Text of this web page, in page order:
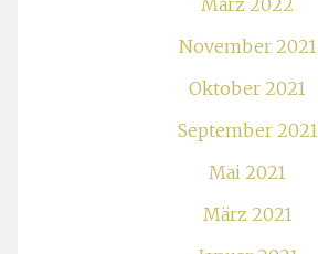
März 2022
November 2021
Oktober 2021
September 2021
Mai 2021
März 2021